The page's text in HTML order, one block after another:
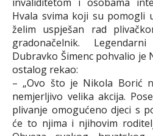
Hvala svima koji su pomogli
želim uspješan rad
gradonačelnik.
Dubravko Šimenc pohvalio je
ostalog rekao:
– „Ovo što je Nikola Borić
nemjerljivo velika akcija.
plivanje omogućeno djeci s
će to njima i njihovim